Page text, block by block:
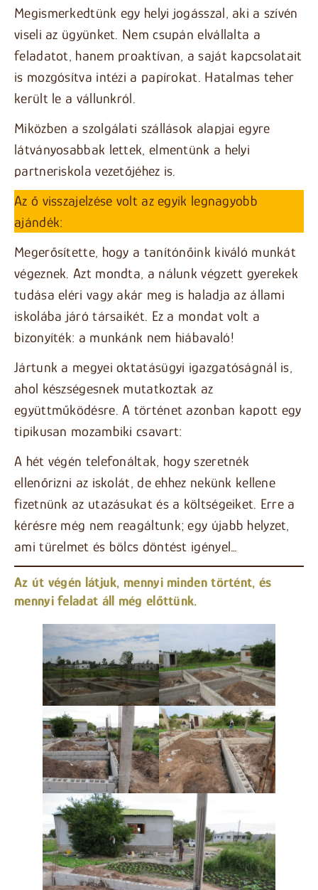
Megismerkedtünk egy helyi jogásszal, aki a szívén
viseli az ügyünket. Nem csupán elvállalta a
feladatot, hanem proaktívan, a saját kapcsolatait
is mozgósítva intézi a papírokat. Hatalmas teher
került le a vállunkról.
Miközben a szolgálati szállások alapjai egyre
látványosabbak lettek, elmentünk a helyi
partneriskola vezetőjéhez is.
Az ő visszajelzése volt az egyik legnagyobb
ajándék:
Megerősítette, hogy a tanítónőink kiváló munkát
végeznek. Azt mondta, a nálunk végzett gyerekek
tudása eléri vagy akár meg is haladja az állami
iskolába járó társaikét. Ez a mondat volt a
bizonyíték: a munkánk nem hiábavaló!
Jártunk a megyei oktatásügyi igazgatóságnál is,
ahol készségesnek mutatkoztak az
együttműködésre. A történet azonban kapott egy
tipikusan mozambiki csavart:
A hét végén telefonáltak, hogy szeretnék
ellenőrizni az iskolát, de ehhez nekünk kellene
fizetnünk az utazásukat és a költségeiket. Erre a
kérésre még nem reagáltunk; egy újabb helyzet,
ami türelmet és bölcs döntést igényel…
Az út végén látjuk, mennyi minden történt, és
mennyi feladat áll még előttünk.